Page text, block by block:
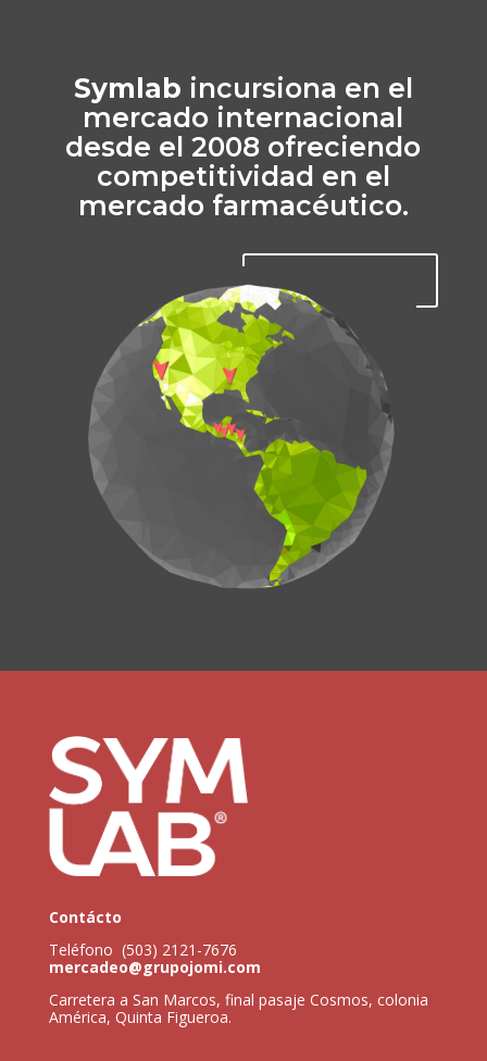
Symlab incursiona en el
mercado internacional
desde el 2008 ofreciendo
competitividad en el
mercado farmacéutico.
Distribuidores
Contácto
Teléfono (503) 2121-7676
mercadeo@grupojomi.com
Carretera a San Marcos, final pasaje Cosmos, colonia
América, Quinta Figueroa.